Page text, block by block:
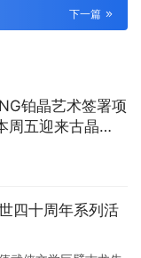
下一篇
铂晶艺术签署项
周五迎来古晶
四十周年系列活